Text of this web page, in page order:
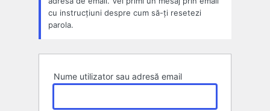
cu instrucțiuni despre cum să-ți resetezi
parola.
Nume utilizator sau adresă email